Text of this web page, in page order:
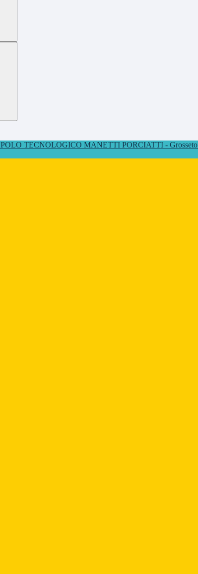
POLO TECNOLOGICO MANETTI PORCIATTI - Grosseto